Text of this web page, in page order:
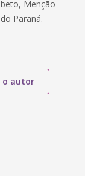
Menção
Paraná.
o autor